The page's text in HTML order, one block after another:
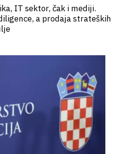
IT sektor, čak i mediji.
a prodaja strateških